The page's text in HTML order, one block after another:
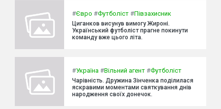
#Євро #Футболіст #Півзахисник
Циганков висунув вимогу Жироні.
Український футболіст прагне покинути
команду вже цього літа.
#Україна #Вільний агент #Футболіст
Чарівність. Дружина Зінченка поділилася
яскравими моментами святкування днів
народження своїх донечок.